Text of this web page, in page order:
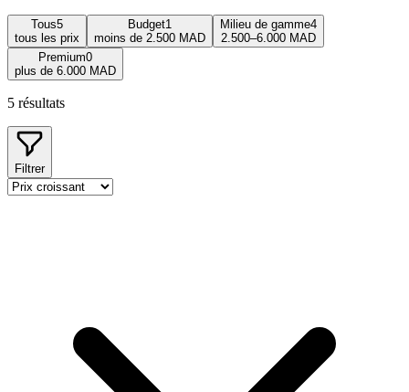
Tous5
tous les prix
Budget1
moins de 2.500 MAD
Milieu de gamme4
2.500–6.000 MAD
Premium0
plus de 6.000 MAD
5 résultats
Filtrer